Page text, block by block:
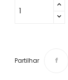
Partilhar